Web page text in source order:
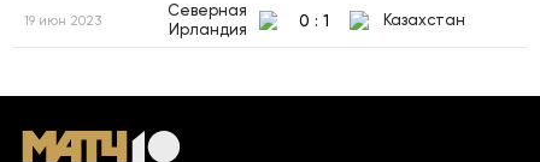
19 июн 2023
Северная
Ирландия
0 : 1 Казахстан